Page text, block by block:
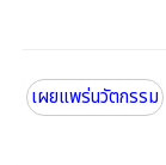
เผยแพร่นวัตกรรม